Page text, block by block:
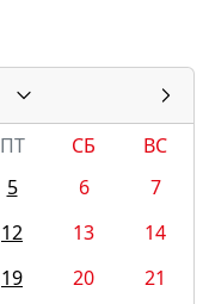
ПТ СБ
ВС
5 6
7
12 13
14
19 20
21